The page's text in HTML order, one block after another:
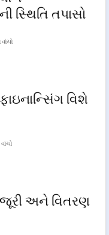
સ્થિતિ તપાસો
વાંચો
વિશે
અને વિતરણ